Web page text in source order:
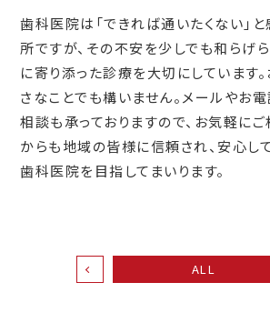
歯科医院は「できれば通いたくない」
所ですが、その不安を少しでも和らげ
に寄り添った診療を大切にしています
さなことでも構いません。メールやお
相談も承っておりますので、お気軽にご
からも地域の皆様に信頼され、安心し
歯科医院を目指してまいります。
ALL